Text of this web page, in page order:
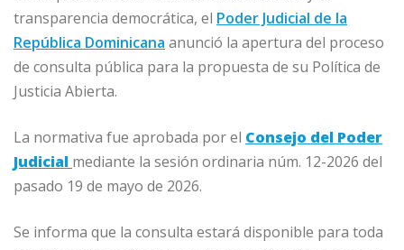
e
b
o
k
l e
dI
s
A
p
e
n
r
p
ar
transparencia democrática, el Poder Judicial de la
República Dominicana anunció la apertura del proceso
de consulta pública para la propuesta de su Política de
Justicia Abierta.
La normativa fue aprobada por el Consejo del Poder
Judicial mediante la sesión ordinaria núm. 12-2026 del
pasado 19 de mayo de 2026.
Se informa que la consulta estará disponible para toda